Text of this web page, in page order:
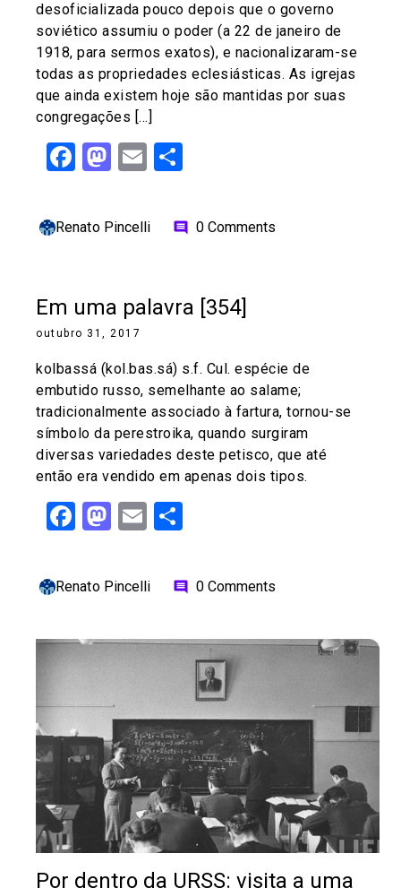
desoficializada pouco depois que o governo
soviético assumiu o poder (a 22 de janeiro de
1918, para sermos exatos), e nacionalizaram-se
todas as propriedades eclesiásticas. As igrejas
que ainda existem hoje são mantidas por suas
congregações […]
Facebook
Mastodon
Email
Renato Pincelli comment 0 Comments
Em uma palavra [354]
outubro 31, 2017
kolbassá (kol.bas.sá) s.f. Cul. espécie de
embutido russo, semelhante ao salame;
tradicionalmente associado à fartura, tornou-se
símbolo da perestroika, quando surgiram
diversas variedades deste petisco, que até
então era vendido em apenas dois tipos.
Facebook
Mastodon
Email
Renato Pincelli comment 0 Comments
Por dentro da URSS: visita a uma